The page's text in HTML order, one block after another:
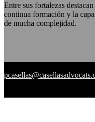
Entre sus fortalezas
continua formación y la
de mucha complejidad.